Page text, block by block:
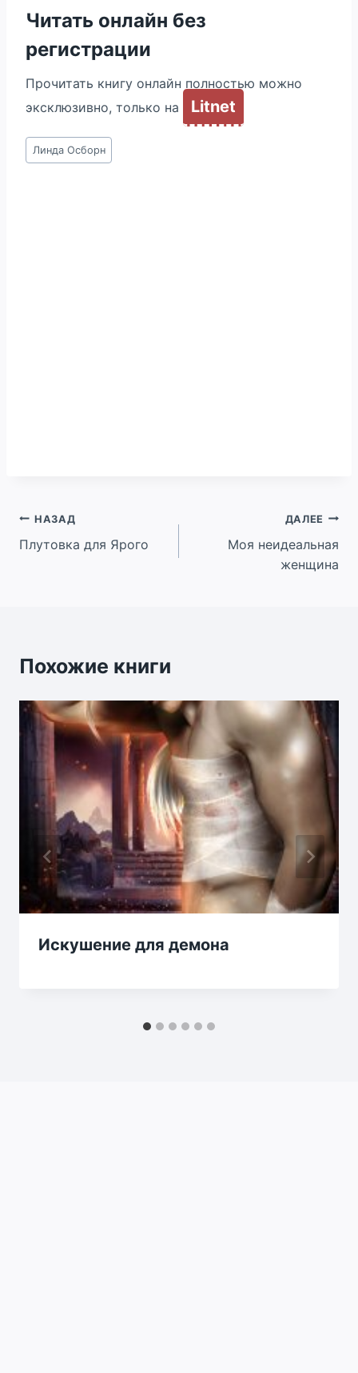
Читать онлайн без
регистрации
Прочитать книгу онлайн полностью можно
эксклюзивно, только на
Litnet
Метки
записи:
Линда Осборн
Навигация
по
НАЗАД
Плутовка для Ярого
ДАЛЕЕ
Моя неидеальная
женщина
Похожие книги
Искушение для демона